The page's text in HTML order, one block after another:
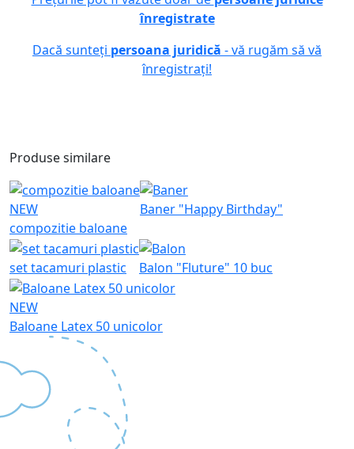
înregistrate
Dacă sunteți persoana juridică - vă rugăm să vă
înregistrați!
Produse similare
NEW
compozitie baloane
Baner "Happy Birthday"
set tacamuri plastic Balon "Fluture" 10 buc
NEW
Baloane Latex 50 unicolor